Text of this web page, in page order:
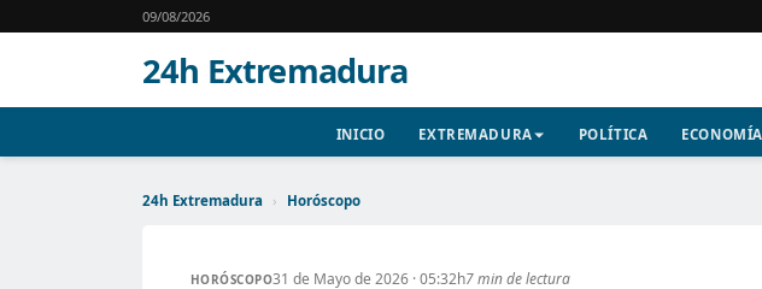
09/08/2026
24h Extremadura
INICIO EXTREMADURA POLÍTICA ECONOMÍA
24h Extremadura › Horóscopo
HORÓSCOPO31 de Mayo de 2026 · 05:32h7 min de lectura